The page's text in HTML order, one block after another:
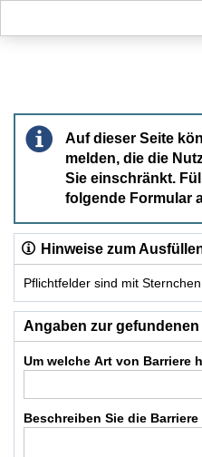
Barriere melden
Auf dieser Seite
melden, die die
Sie einschränkt.
folgende Formular
Hinweise zum
Pflichtfelder sind mit
Dieses Formular enthält
Angaben zur
Um welche Art von Barriere
Beschreiben Sie die Barriere